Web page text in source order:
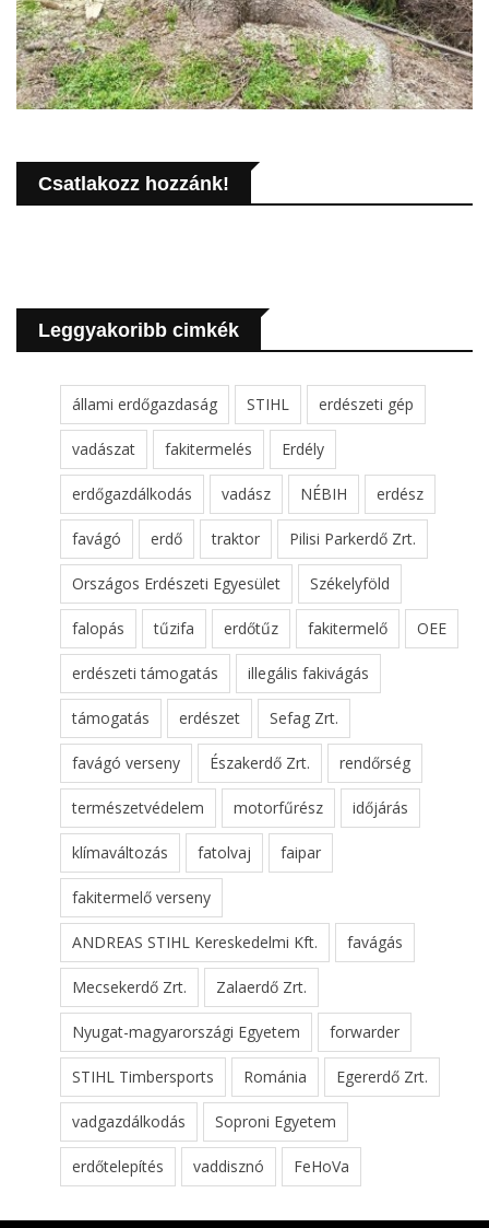
Csatlakozz hozzánk!
Leggyakoribb cimkék
állami erdőgazdaság STIHL erdészeti gép
vadászat fakitermelés Erdély
erdőgazdálkodás vadász NÉBIH erdész
favágó erdő traktor Pilisi Parkerdő Zrt.
Országos Erdészeti Egyesület Székelyföld
falopás tűzifa erdőtűz fakitermelő OEE
erdészeti támogatás illegális fakivágás
támogatás erdészet Sefag Zrt.
favágó verseny Északerdő Zrt. rendőrség
természetvédelem motorfűrész időjárás
klímaváltozás fatolvaj faipar
fakitermelő verseny
ANDREAS STIHL Kereskedelmi Kft. favágás
Mecsekerdő Zrt. Zalaerdő Zrt.
Nyugat-magyarországi Egyetem forwarder
STIHL Timbersports Románia Egererdő Zrt.
vadgazdálkodás Soproni Egyetem
erdőtelepítés vaddisznó FeHoVa